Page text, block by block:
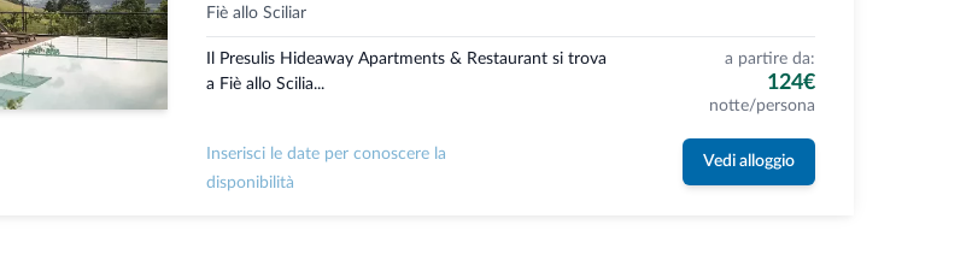
Fiè allo Sciliar
Il Presulis Hideaway Apartments & Restaurant si trova
a Fiè allo Scilia...
a partire da:
124€
notte/persona
Inserisci le date per conoscere la
disponibilità
Vedi alloggio